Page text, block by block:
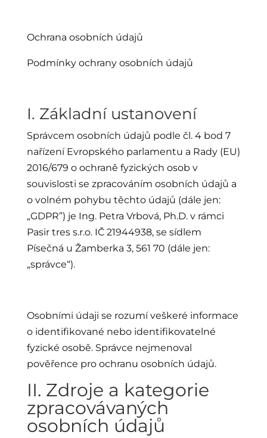
Ochrana osobních údajů
Podmínky ochrany osobních údajů
I. Základní ustanovení
Správcem osobních údajů podle čl. 4 bod 7
nařízení Evropského parlamentu a Rady (EU)
2016/679 o ochraně fyzických osob v
souvislosti se zpracováním osobních údajů a
o volném pohybu těchto údajů (dále jen:
„GDPR”) je Ing. Petra Vrbová, Ph.D. v rámci
Pasir tres s.r.o. IČ 21944938, se sídlem
Písečná u Žamberka 3, 561 70 (dále jen:
„správce“).
Osobními údaji se rozumí veškeré informace
o identifikované nebo identifikovatelné
fyzické osobě. Správce nejmenoval
pověřence pro ochranu osobních údajů.
II. Zdroje a kategorie
zpracovávaných
osobních údajů